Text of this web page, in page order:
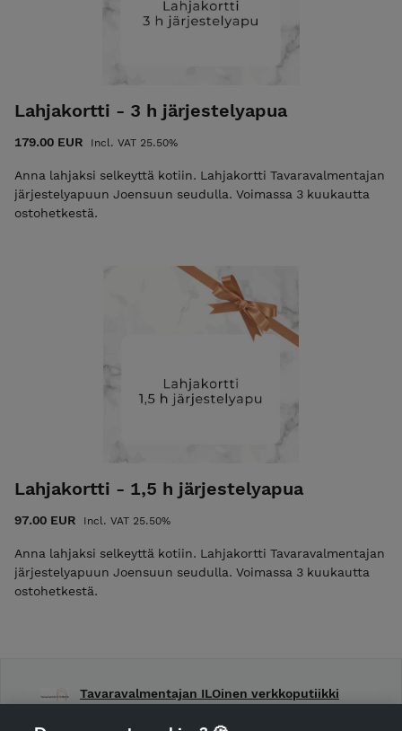
Lahjakortti - 3 h järjestelyapua
179.00 EUR Incl. VAT 25.50%
Anna lahjaksi selkeyttä kotiin. Lahjakortti Tavaravalmentajan
järjestelyapuun Joensuun seudulla. Voimassa 3 kuukautta
ostohetkestä.
Lahjakortti - 1,5 h järjestelyapua
97.00 EUR Incl. VAT 25.50%
Anna lahjaksi selkeyttä kotiin. Lahjakortti Tavaravalmentajan
järjestelyapuun Joensuun seudulla. Voimassa 3 kuukautta
ostohetkestä.
Tavaravalmentajan ILOinen verkkoputiikki